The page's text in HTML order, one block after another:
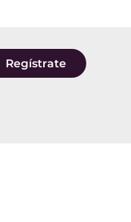
Regístrate